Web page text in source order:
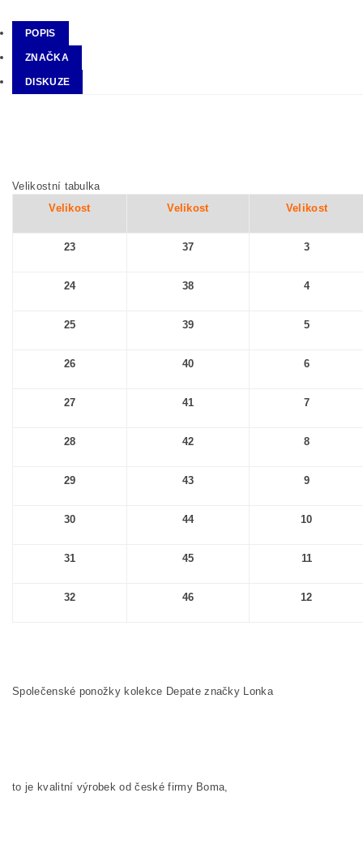
POPIS
ZNAČKA
DISKUZE
Velikostní tabulka
Velikost
Velikost Velikost
23 37 3
24 38 4
25 39 5
26 40 6
27 41 7
28 42 8
29 43 9
30 44 10
31 45 11
32 46 12
Společenské ponožky kolekce Depate značky Lonka
to je kvalitní výrobek od české firmy Boma,